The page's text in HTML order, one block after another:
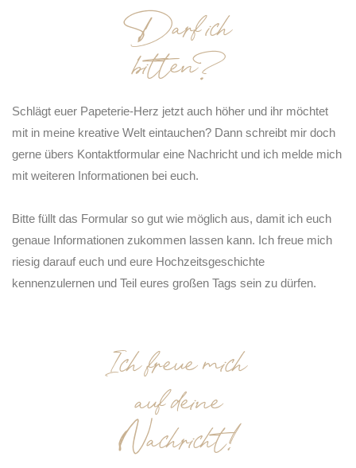
Darf ich
bitten?
Schlägt euer Papeterie-Herz jetzt auch höher und ihr möchtet
mit in meine kreative Welt eintauchen? Dann schreibt mir doch
gerne übers Kontaktformular eine Nachricht und ich melde mich
mit weiteren Informationen bei euch.
Bitte füllt das Formular so gut wie möglich aus, damit ich euch
genaue Informationen zukommen lassen kann. Ich freue mich
riesig darauf euch und eure Hochzeitsgeschichte
kennenzulernen und Teil eures großen Tags sein zu dürfen.
Ich freue mich
auf deine
Nachricht!